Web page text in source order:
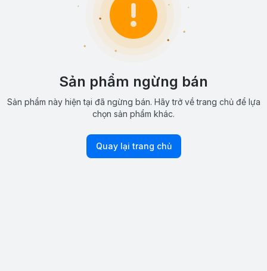
Sản phẩm ngừng bán
Sản phẩm này hiện tại đã ngừng bán. Hãy trở về trang chủ để lựa
chọn sản phẩm khác.
Quay lại trang chủ